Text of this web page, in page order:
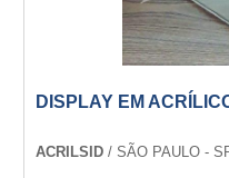
DISPLAY EM
ACRILSID/ SÃO PAULO -